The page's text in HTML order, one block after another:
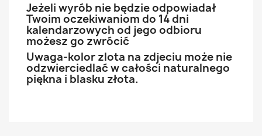
Jeżeli wyrób nie będzie odpowiadał
Twoim oczekiwaniom do 14 dni
kalendarzowych od jego odbioru
możesz go zwrócić
Uwaga-kolor zlota na zdjeciu może nie
odzwierciedlać w całości naturalnego
piękna i blasku złota.